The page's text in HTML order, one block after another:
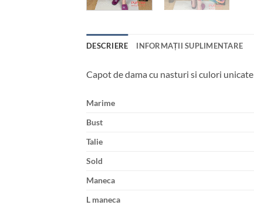
DESCRIERE INFORMAȚII SUPLIMENTARE
Capot de dama cu nasturi si culori unicate
Marime
Bust
Talie
Sold
Maneca
L maneca